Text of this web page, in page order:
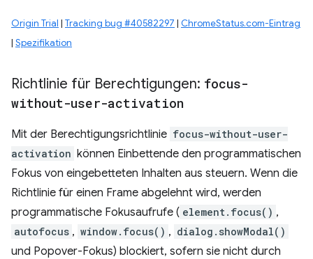
Origin Trial | Tracking bug #40582297 | ChromeStatus.com-Eintrag
| Spezifikation
Richtlinie für Berechtigungen: focus-
without-user-activation
Mit der Berechtigungsrichtlinie focus-without-user-
activation können Einbettende den programmatischen
Fokus von eingebetteten Inhalten aus steuern. Wenn die
Richtlinie für einen Frame abgelehnt wird, werden
programmatische Fokusaufrufe ( element.focus() ,
autofocus , window.focus() , dialog.showModal()
und Popover-Fokus) blockiert, sofern sie nicht durch